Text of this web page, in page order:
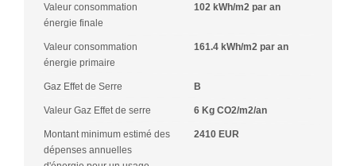
Valeur consommation
énergie finale
102 kWh/m2 par an
Valeur consommation
énergie primaire
161.4 kWh/m2 par an
Gaz Effet de Serre B
Valeur Gaz Effet de serre 6 Kg CO2/m2/an
Montant minimum estimé des
dépenses annuelles
2410 EUR